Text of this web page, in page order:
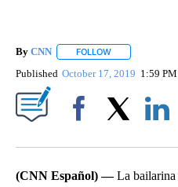
By CNN FOLLOW
Published October 17, 2019 1:59 PM
(CNN Español) —La